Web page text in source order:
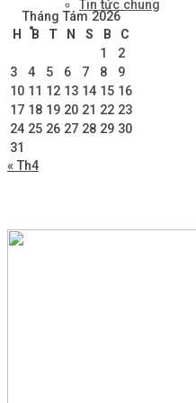
Tin tức chung
Liên hệ
Tháng Tám 2026
H
B T N S B
C
1
2
3
4 5 6 7 8
9
10 11 12 13 14 15 16
17 18 19 20 21 22 23
24 25 26 27 28 29 30
31
« Th4